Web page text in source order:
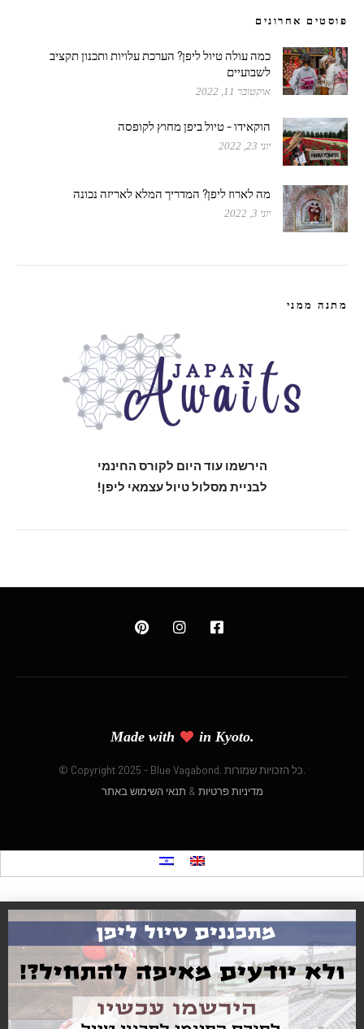
פוסטים אחרונים
כמה עולה טיול ליפן? הערכת עלויות ותכנון תקציב
לשבועיים
אוקטובר 11, 2022
הוקאידו – טיול ביפן מחוץ לקופסה
יוני 23, 2022
מה לארוז ליפן? המדריך המלא לאריזה נכונה
יוני 3, 2022
מתנה ממני
הירשמו עוד היום לקורס החינמי
לבניית מסלול טיול עצמאי ליפן!
Made with in Kyoto.
© Copyright 2025 - Blue Vagabond. כל הזכויות שמורות.
מדיניות פרטיות & תנאי השימוש באתר